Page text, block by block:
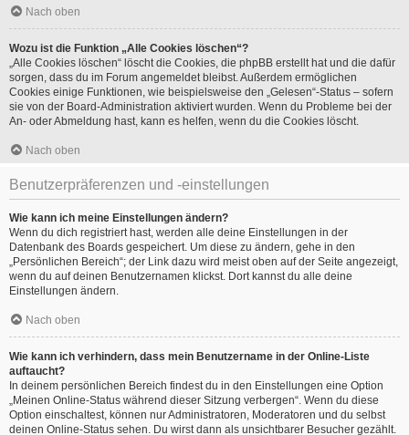
Nach oben
Wozu ist die Funktion „Alle Cookies löschen“?
„Alle Cookies löschen“ löscht die Cookies, die phpBB erstellt hat und die dafür
sorgen, dass du im Forum angemeldet bleibst. Außerdem ermöglichen
Cookies einige Funktionen, wie beispielsweise den „Gelesen“-Status – sofern
sie von der Board-Administration aktiviert wurden. Wenn du Probleme bei der
An- oder Abmeldung hast, kann es helfen, wenn du die Cookies löscht.
Nach oben
Benutzerpräferenzen und -einstellungen
Wie kann ich meine Einstellungen ändern?
Wenn du dich registriert hast, werden alle deine Einstellungen in der
Datenbank des Boards gespeichert. Um diese zu ändern, gehe in den
„Persönlichen Bereich“; der Link dazu wird meist oben auf der Seite angezeigt,
wenn du auf deinen Benutzernamen klickst. Dort kannst du alle deine
Einstellungen ändern.
Nach oben
Wie kann ich verhindern, dass mein Benutzername in der Online-Liste
auftaucht?
In deinem persönlichen Bereich findest du in den Einstellungen eine Option
„Meinen Online-Status während dieser Sitzung verbergen“. Wenn du diese
Option einschaltest, können nur Administratoren, Moderatoren und du selbst
deinen Online-Status sehen. Du wirst dann als unsichtbarer Besucher gezählt.